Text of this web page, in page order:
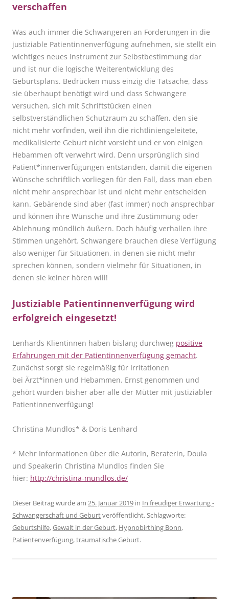
verschaffen
Was auch immer die Schwangeren an Forderungen in die
justiziable Patientinnenverfügung aufnehmen, sie stellt ein
wichtiges neues Instrument zur Selbstbestimmung dar
und ist nur die logische Weiterentwicklung des
Geburtsplans. Bedrücken muss einzig die Tatsache, dass
sie überhaupt benötigt wird und dass Schwangere
versuchen, sich mit Schriftstücken einen
selbstverständlichen Schutzraum zu schaffen, den sie
nicht mehr vorfinden, weil ihn die richtliniengeleitete,
medikalisierte Geburt nicht vorsieht und er von einigen
Hebammen oft verwehrt wird. Denn ursprünglich sind
Patient*innenverfügungen entstanden, damit die eigenen
Wünsche schriftlich vorliegen für den Fall, dass man eben
nicht mehr ansprechbar ist und nicht mehr entscheiden
kann. Gebärende sind aber (fast immer) noch ansprechbar
und können ihre Wünsche und ihre Zustimmung oder
Ablehnung mündlich äußern. Doch häufig verhallen ihre
Stimmen ungehört. Schwangere brauchen diese Verfügung
also weniger für Situationen, in denen sie nicht mehr
sprechen können, sondern vielmehr für Situationen, in
denen sie keiner hören will!
Justiziable Patientinnenverfügung wird
erfolgreich eingesetzt!
Lenhards Klientinnen haben bislang durchweg positive
Erfahrungen mit der Patientinnenverfügung gemacht.
Zunächst sorgt sie regelmäßig für Irritationen
bei Ärzt*innen und Hebammen. Ernst genommen und
gehört wurden bisher aber alle der Mütter mit justiziabler
Patientinnenverfügung!
Christina Mundlos* & Doris Lenhard
* Mehr Informationen über die Autorin, Beraterin, Doula
und Speakerin Christina Mundlos finden Sie
hier: http://christina-mundlos.de/
Dieser Beitrag wurde am 25. Januar 2019 in In freudiger Erwartung -
Schwangerschaft und Geburtveröffentlicht. Schlagworte:
Geburtshilfe,Gewalt in der Geburt, Hypnobirthing Bonn,
Patientenverfügung,traumatische Geburt.